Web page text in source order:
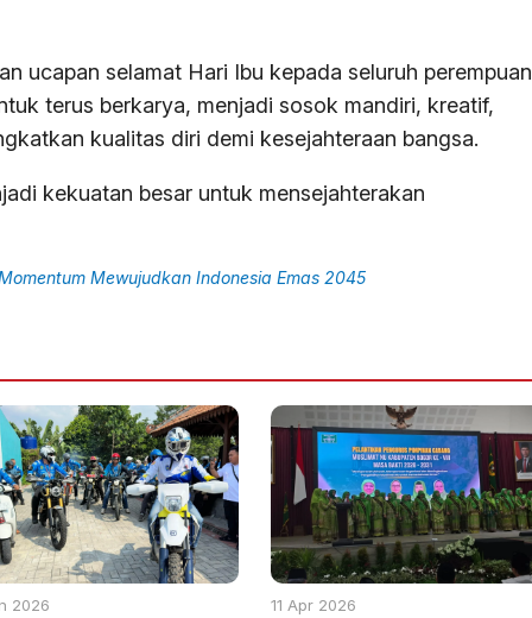
ucapan selamat Hari Ibu kepada seluruh perempuan
terus berkarya, menjadi sosok mandiri, kreatif,
kualitas diri demi kesejahteraan bangsa.
kekuatan besar untuk mensejahterakan
Mewujudkan Indonesia Emas 2045
2026 11 Apr 2026